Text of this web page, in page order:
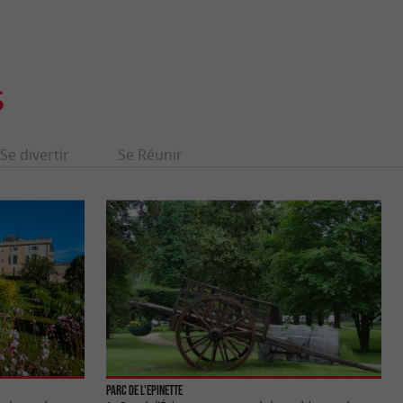
Se divertir Se Réunir
Parc de l'Epinette